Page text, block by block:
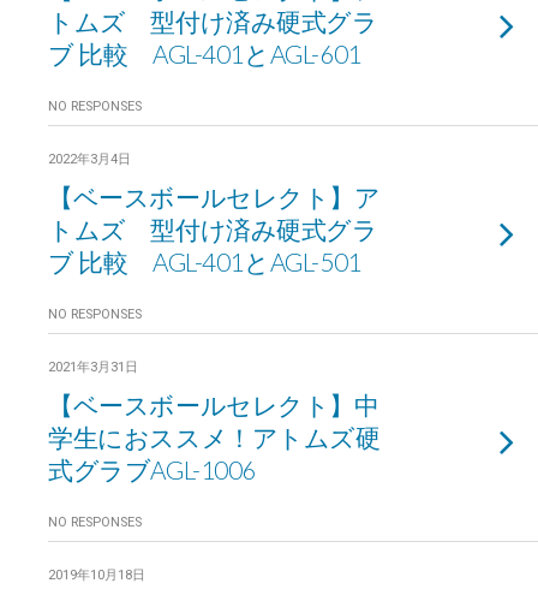
トムズ 型付け済み硬式グラ
ブ 比較 AGL-401とAGL-601
NO RESPONSES
2022年3月4日
【ベースボールセレクト】ア
トムズ 型付け済み硬式グラ
ブ 比較 AGL-401とAGL-501
NO RESPONSES
2021年3月31日
【ベースボールセレクト】中
学生におススメ！アトムズ硬
式グラブAGL-1006
NO RESPONSES
2019年10月18日